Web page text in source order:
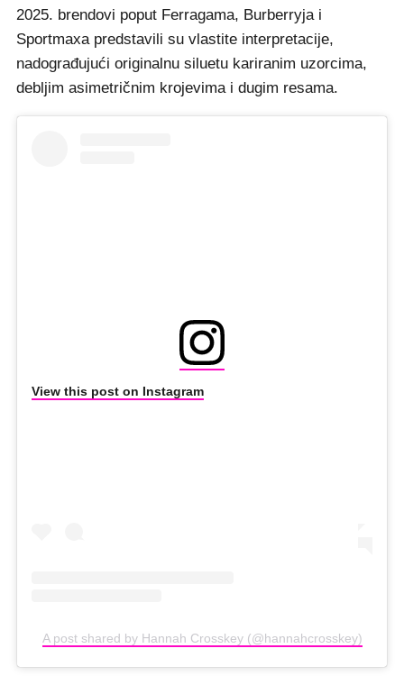
2025. brendovi poput Ferragama, Burberryja i
Sportmaxa predstavili su vlastite interpretacije,
nadograđujući originalnu siluetu kariranim uzorcima,
debljim asimetričnim krojevima i dugim resama.
View this post on Instagram
A post shared by Hannah Crosskey (@hannahcrosskey)